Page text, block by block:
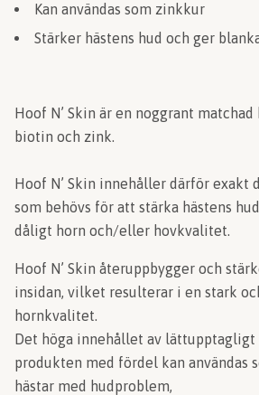
Kan användas som zinkkur
Stärker hästens hud och ger
Hoof N’ Skin är en noggrant
biotin och zink.
Hoof N’ Skin innehåller därför exakt
som behövs för att stärka hästens
dåligt horn och/eller hovkvalitet.
Hoof N’ Skin återuppbygger och
insidan, vilket resulterar i en stark
hornkvalitet.
Det höga innehållet av
produkten med fördel kan användas
hästar med hudproblem,